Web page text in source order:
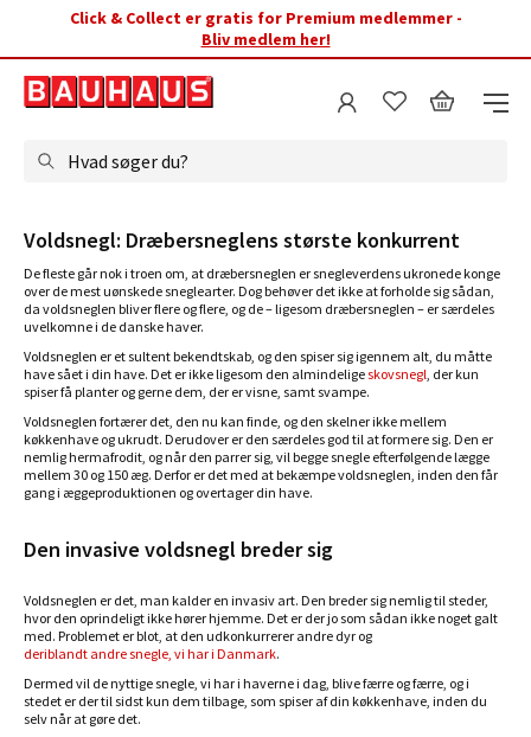
Click & Collect er gratis for Premium medlemmer -
Bliv medlem her!
Hvad søger du?
Voldsnegl: Dræbersneglens største konkurrent
De fleste går nok i troen om, at dræbersneglen er snegleverdens ukronede konge
over de mest uønskede sneglearter. Dog behøver det ikke at forholde sig sådan,
da voldsneglen bliver flere og flere, og de – ligesom dræbersneglen – er særdeles
uvelkomne i de danske haver.
Voldsneglen er et sultent bekendtskab, og den spiser sig igennem alt, du måtte
have sået i din have. Det er ikke ligesom den almindeligeskovsnegl, der kun
spiser få planter og gerne dem, der er visne, samt svampe.
Voldsneglen fortærer det, den nu kan finde, og den skelner ikke mellem
køkkenhave og ukrudt. Derudover er den særdeles god til at formere sig. Den er
nemlig hermafrodit, og når den parrer sig, vil begge snegle efterfølgende lægge
mellem 30 og 150 æg. Derfor er det med at bekæmpe voldsneglen, inden den får
gang i æggeproduktionen og overtager din have.
Den invasive voldsnegl breder sig
Voldsneglen er det, man kalder en invasiv art. Den breder sig nemlig til steder,
hvor den oprindeligt ikke hører hjemme. Det er der jo som sådan ikke noget galt
med. Problemet er blot, at den udkonkurrerer andre dyr og
deriblandt andre snegle, vi har i Danmark.
Dermed vil de nyttige snegle, vi har i haverne i dag, blive færre og færre, og i
stedet er der til sidst kun dem tilbage, som spiser af din køkkenhave, inden du
selv når at gøre det.